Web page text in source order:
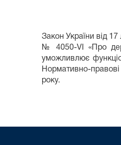
Закон України від
№ 4050-VІ «Про
уможливлює
Нормативно-
року.